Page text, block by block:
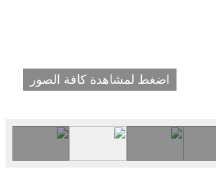
اضغط لمشاهدة كافة الصور